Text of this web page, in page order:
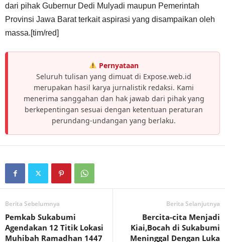
dari pihak Gubernur Dedi Mulyadi maupun Pemerintah
Provinsi Jawa Barat terkait aspirasi yang disampaikan oleh
massa.[tim/red]
Pernyataan
Seluruh tulisan yang dimuat di Expose.web.id
merupakan hasil karya jurnalistik redaksi. Kami
menerima sanggahan dan hak jawab dari pihak yang
berkepentingan sesuai dengan ketentuan peraturan
perundang-undangan yang berlaku.
Berita Sebelumnya
Pemkab Sukabumi
Agendakan 12 Titik Lokasi
Muhibah Ramadhan 1447
Berita Selanjutnya
Bercita-cita Menjadi
Kiai,Bocah di Sukabumi
Meninggal Dengan Luka